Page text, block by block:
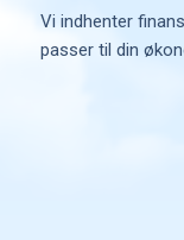
Vi indhenter
passer til din